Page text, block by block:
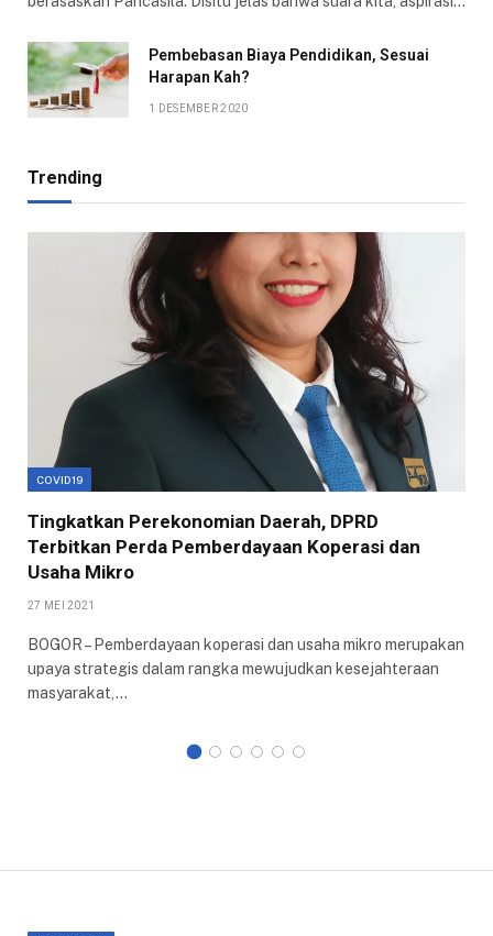
Pembebasan Biaya Pendidikan, Sesuai
Harapan Kah?
1 DESEMBER 2020
Trending
COVID19
Tingkatkan Perekonomian Daerah, DPRD
Terbitkan Perda Pemberdayaan Koperasi dan
Usaha Mikro
27 MEI 2021
BOGOR – Pemberdayaan koperasi dan usaha mikro merupakan
upaya strategis dalam rangka mewujudkan kesejahteraan
masyarakat,…